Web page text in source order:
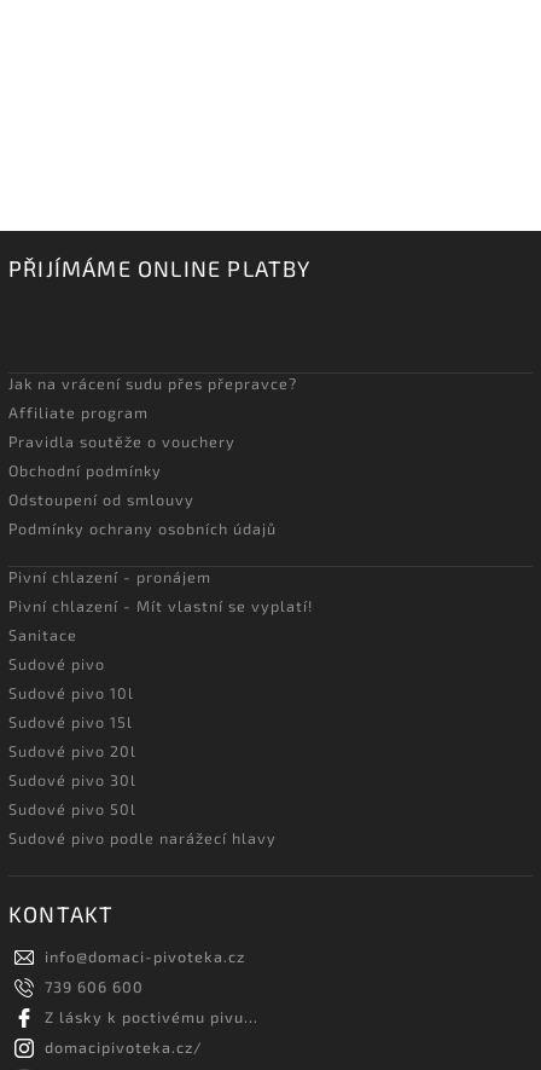
PŘIJÍMÁME ONLINE PLATBY
Jak na vrácení sudu přes přepravce?
Affiliate program
Pravidla soutěže o vouchery
Obchodní podmínky
Odstoupení od smlouvy
Podmínky ochrany osobních údajů
Pivní chlazení - pronájem
Pivní chlazení - Mít vlastní se vyplatí!
Sanitace
Sudové pivo
Sudové pivo 10l
Sudové pivo 15l
Sudové pivo 20l
Sudové pivo 30l
Sudové pivo 50l
Sudové pivo podle narážecí hlavy
KONTAKT
info@domaci-pivoteka.cz
739 606 600
Z lásky k poctivému pivu...
domacipivoteka.cz/